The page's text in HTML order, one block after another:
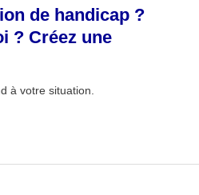
de handicap ?
? Créez une
à votre situation.